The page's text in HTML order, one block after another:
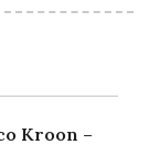
Kroon –